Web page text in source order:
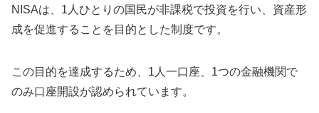
NISAは、1人ひとりの国民が非課税で投資を行い、資産形
成を促進することを目的とした制度です。
この目的を達成するため、1人一口座、1つの金融機関で
のみ口座開設が認められています。